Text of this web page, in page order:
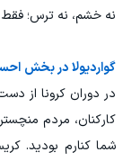
نه خشم، نه ترس؛
گواردیولا در بخش
در دوران کرونا از
کارکنان، مردم
شما کنارم بودید.